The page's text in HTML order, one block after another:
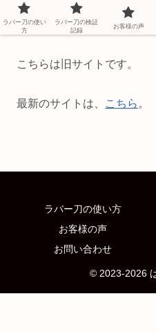
こちらは旧サイトです。
最新のサイトは、 こちら 。
ラバー刀の使い方
お客様の声
お問い合わせ
© 2023-2026
ラバー刀の使い
方
ラバー刀の検証
記録
お客様の声